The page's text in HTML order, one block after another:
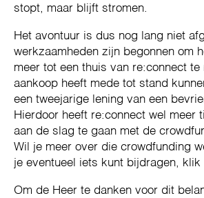
stopt, maar blijft stromen.
Het avontuur is dus nog lang niet
werkzaamheden zijn begonnen om
meer tot een thuis van re:connect te
aankoop heeft mede tot stand
een tweejarige lening van een
Hierdoor heeft re:connect wel meer
aan de slag te gaan met de
Wil je meer over die crowdfunding
je eventueel iets kunt bijdragen, klik
Om de Heer te danken voor dit